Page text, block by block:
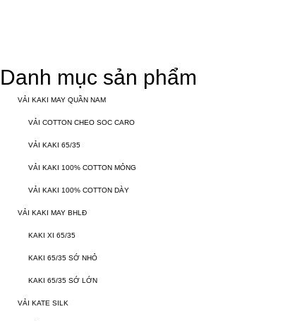
Danh mục sản phẩm
VẢI KAKI MAY QUẦN NAM
VẢI COTTON CHEO SOC CARO
VẢI KAKI 65/35
VẢI KAKI 100% COTTON MỎNG
VẢI KAKI 100% COTTON DÀY
VẢI KAKI MAY BHLĐ
KAKI XI 65/35
KAKI 65/35 SỚ NHỎ
KAKI 65/35 SỚ LỚN
VẢI KATE SILK